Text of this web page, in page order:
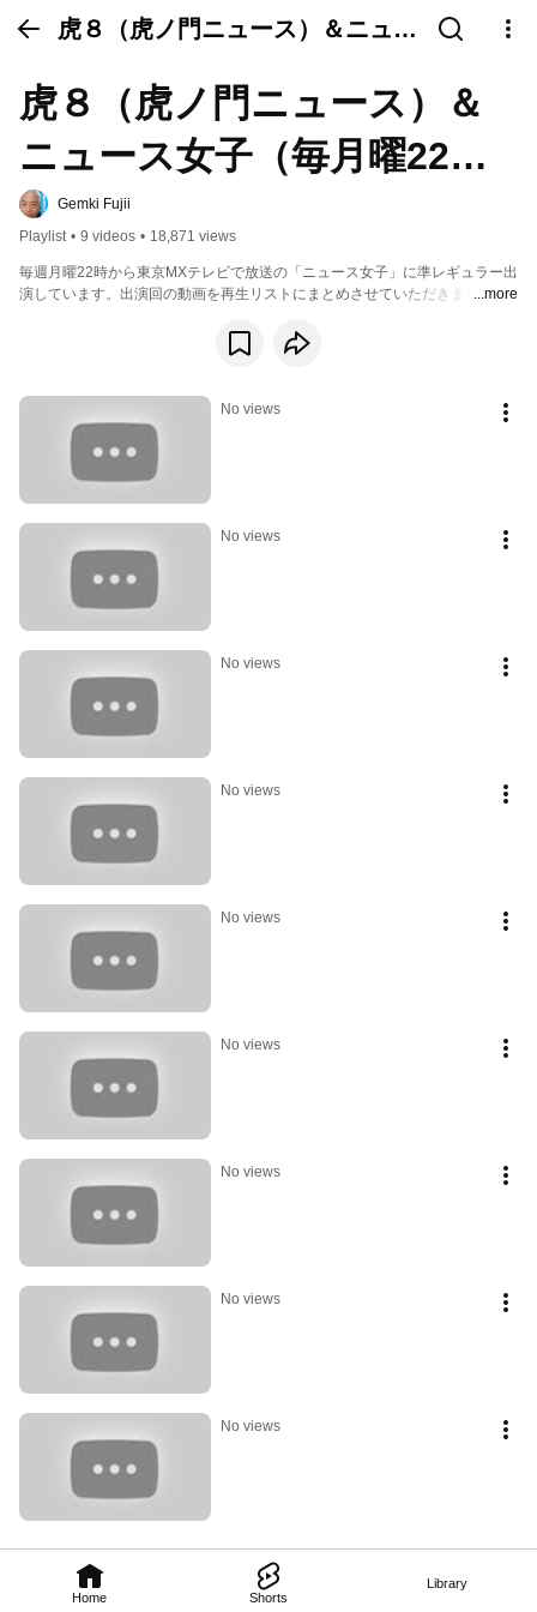
虎８（虎ノ門ニュース）＆ニュー
テレビ放送)・DHCシアター（藤
井厳喜出演）
Home Shorts
Library
虎８（虎ノ門ニュース）＆
ニュース女子（毎月曜22時
から東京MXテレビ放送)・
DHCシアター（藤井厳喜出
演）
Gemki Fujii
Playlist • 9 videos • 18,871 views
毎週月曜22時から東京MXテレビで放送の「ニュース女子」に準レギュラー出
演しています。出演回の動画を再生リストにまとめさせていただきます。...more
No views
No views
No views
No views
No views
No views
No views
No views
No views